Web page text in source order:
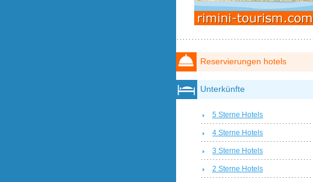
Reservierungen hotels
Unterkünfte
5 Sterne Hotels
4 Sterne Hotels
3 Sterne Hotels
2 Sterne Hotels